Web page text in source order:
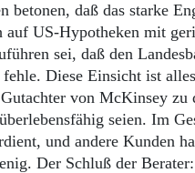
betonen, daß das starke
US-Hypotheken mit
sei, daß den
Diese Einsicht ist
von McKinsey zu
seien. Im
und andere Kunden
Der Schluß der